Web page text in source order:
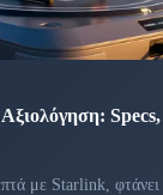
με Starlink, φτάνει